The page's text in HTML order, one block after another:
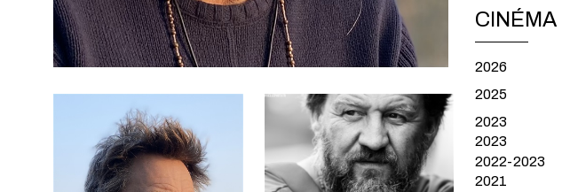
CINÉMA
2026
2025
2023
2023
2022-2023
2021